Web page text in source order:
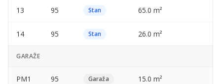
13 95 Stan 65.0 m²
14 95 Stan 26.0 m²
GARAŽE
PM1 95 Garaža 15.0 m²